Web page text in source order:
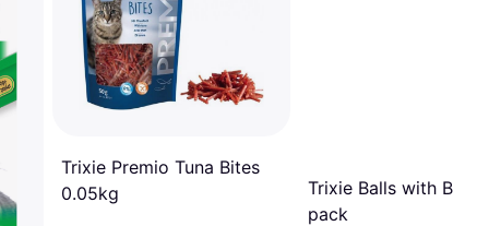
Trixie Premio Tuna Bites
0.05kg
Trixie Balls with
pack